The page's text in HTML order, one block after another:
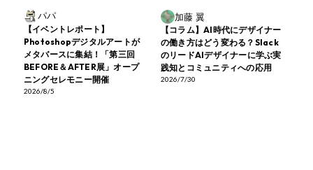
パパ
【イベントレポート】
Photoshopデジタルアートが
メタバースに集結！「第三回
BEFORE＆AFTER展」オープ
ニングセレモニー開催
2026/8/5
加藤 翼
【コラム】AI時代にデザイナー
の働き方はどう変わる？Slack
のリードAIデザイナーに学ぶ実
践知とコミュニティへの応用
2026/7/30